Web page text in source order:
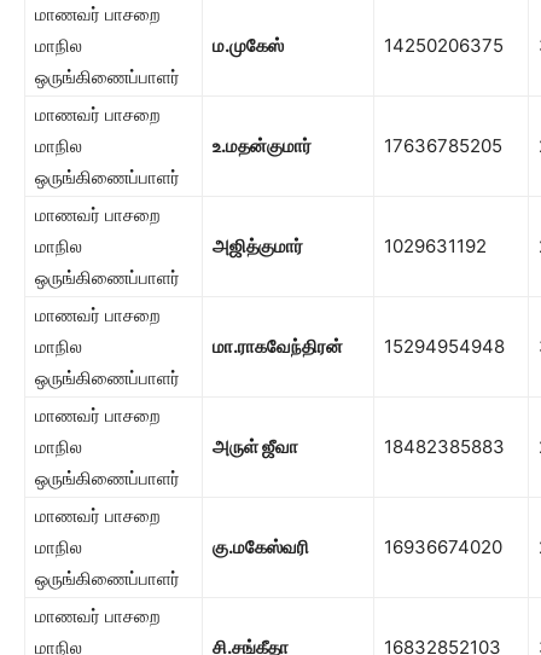
மாணவர் பாசறை
மாநில
ஒருங்கிணைப்பாளர்
ம.முகேஸ் 14250206375
மாணவர் பாசறை
மாநில
ஒருங்கிணைப்பாளர்
உ.மதன்குமார் 17636785205
மாணவர் பாசறை
மாநில
ஒருங்கிணைப்பாளர்
அஜித்குமார் 1029631192
மாணவர் பாசறை
மாநில
ஒருங்கிணைப்பாளர்
மா.ராகவேந்திரன் 15294954948
மாணவர் பாசறை
மாநில
ஒருங்கிணைப்பாளர்
அருள் ஜீவா 18482385883
மாணவர் பாசறை
மாநில
ஒருங்கிணைப்பாளர்
கு.மகேஸ்வரி 16936674020
மாணவர் பாசறை
மாநில
சி.சங்கீதா 16832852103